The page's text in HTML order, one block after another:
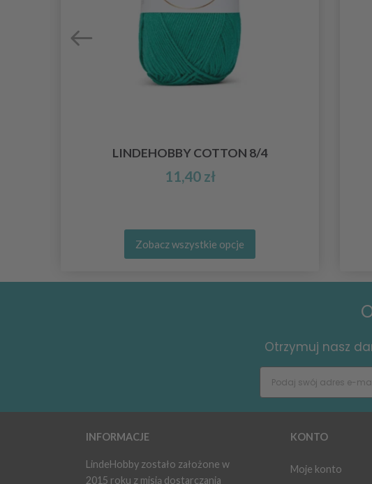
LINDEHOBBY COTTON 8/4
11,40 zł
Zobacz wszystkie opcje
Otrzymuj nasz
INFORMACJE
LindeHobby zostało założone w
2015 roku z misją dostarczania
KONTO
Moje konto